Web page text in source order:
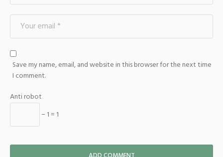
Save my name, email, and website in this browser for the next time
I comment.
Anti robot
− 1 = 1